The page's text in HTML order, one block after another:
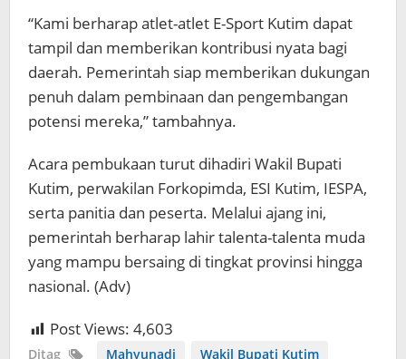
“Kami berharap atlet-atlet E-Sport Kutim dapat
tampil dan memberikan kontribusi nyata bagi
daerah. Pemerintah siap memberikan dukungan
penuh dalam pembinaan dan pengembangan
potensi mereka,” tambahnya.
Acara pembukaan turut dihadiri Wakil Bupati
Kutim, perwakilan Forkopimda, ESI Kutim, IESPA,
serta panitia dan peserta. Melalui ajang ini,
pemerintah berharap lahir talenta-talenta muda
yang mampu bersaing di tingkat provinsi hingga
nasional. (Adv)
Post Views: 4,603
Ditag Mahyunadi Wakil Bupati Kutim